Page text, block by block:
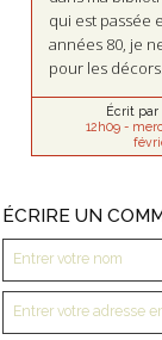
qui est passée
années 80, je
pour les décors.
Écrit par
12h09-
ÉCRIRE UN